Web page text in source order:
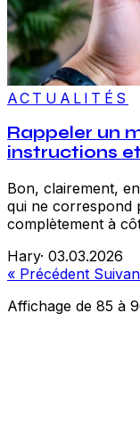
ACTUALITÉS
Rappeler un
instructions
Bon, clairement,
qui ne correspond
complètement à
Hary· 03.03.2026
« Précédent
Affichage de 85 à